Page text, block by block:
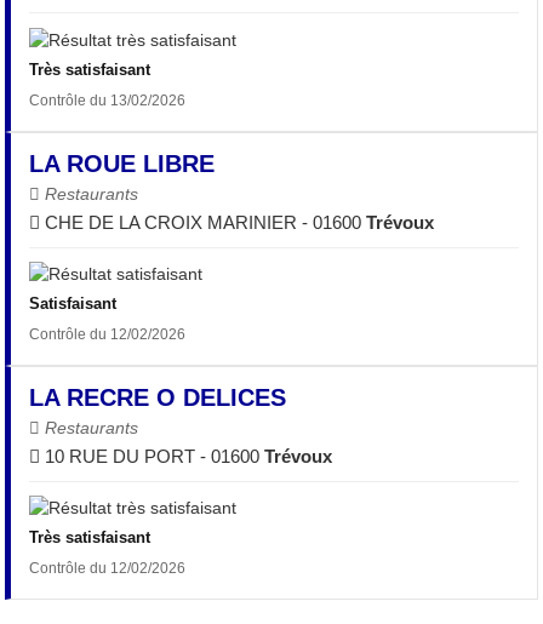
Très satisfaisant
Contrôle du 13/02/2026
LA ROUE LIBRE
Restaurants
CHE DE LA CROIX MARINIER - 01600Trévoux
Satisfaisant
Contrôle du 12/02/2026
LA RECRE O DELICES
Restaurants
10 RUE DU PORT - 01600Trévoux
Très satisfaisant
Contrôle du 12/02/2026